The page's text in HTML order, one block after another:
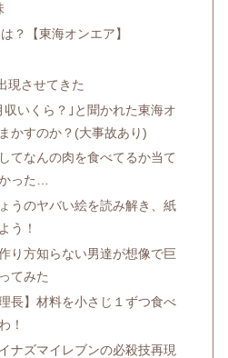
？【東海オンエア】
現させてきた
収いくら？｣と聞かれた東海オ
かすのか？(大事故あり)
てなんの肉を食べてるか当て
った…
うのヤバい絵を読み解き、紙
う！
り方知らない男達が想像で巨
てみた
長】材料を小さじ１ずつ食べ
！
ナズマイレブンの必殺技再現